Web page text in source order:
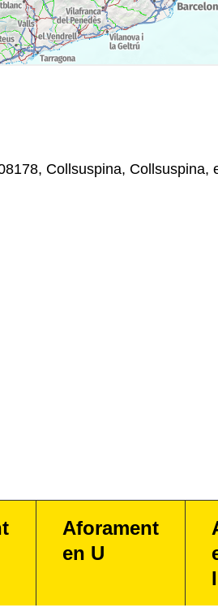
Collsuspina, Collsuspina,
Aforament
en U